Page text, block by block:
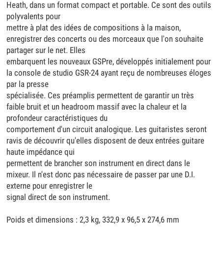
Heath, dans un format compact et portable. Ce sont des outils
polyvalents pour
mettre à plat des idées de compositions à la maison,
enregistrer des concerts ou des morceaux que l'on souhaite
partager sur le net. Elles
embarquent les nouveaux GSPre, développés initialement pour
la console de studio GSR-24 ayant reçu de nombreuses éloges
par la presse
spécialisée. Ces préamplis permettent de garantir un très
faible bruit et un headroom massif avec la chaleur et la
profondeur caractéristiques du
comportement d'un circuit analogique. Les guitaristes seront
ravis de découvrir qu'elles disposent de deux entrées guitare
haute impédance qui
permettent de brancher son instrument en direct dans le
mixeur. Il n'est donc pas nécessaire de passer par une D.I.
externe pour enregistrer le
signal direct de son instrument.
Poids et dimensions : 2,3 kg, 332,9 x 96,5 x 274,6 mm